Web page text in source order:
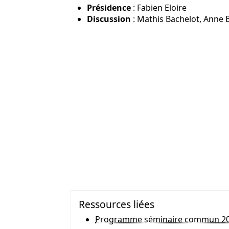
Présidence : Fabien Eloire
Discussion : Mathis Bachelot, Anne
Ressources liées
Programme séminaire commun